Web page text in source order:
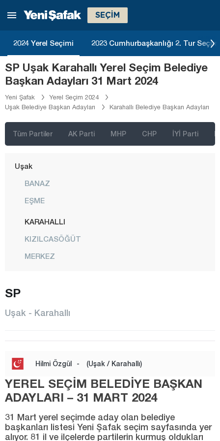
SEÇİM
2024 Yerel Seçimi 2023 Cumhurbaşkanlığı 2. Tur
SP Uşak Karahallı Yerel Seçim Belediye
Başkan Adayları 31 Mart 2024
Yeni Şafak
Yerel Seçim 2024
Uşak Belediye Başkan Adayları
Karahallı Belediye Başkan Adayları
Tüm Partiler AK Parti MHP CHP İYİ Parti
Sivas
Şırnak
Tekirdağ
Tokat
Tunceli
Uşak
BANAZ
EŞME
KARAHALLI
KIZILCASÖĞÜT
MERKEZ
SİVASLI
ULUBEY
YELEĞEN
Yalova
Zonguldak
SP
Uşak - Karahallı
Hilmi Özgül - (Uşak / Karahallı)
YEREL SEÇİM BELEDİYE BAŞKAN
ADAYLARI – 31 MART 2024
31 Mart yerel seçimde aday olan belediye
başkanları listesi Yeni Şafak seçim sayfasında yer
alıyor. 81 il ve ilçelerde partilerin kurmuş oldukları